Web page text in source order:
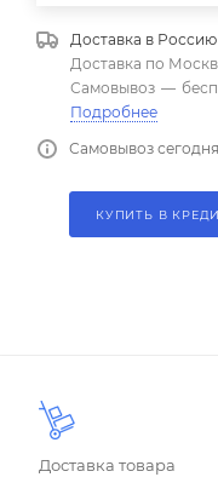
Доставка в Россию
Доставка по
Самовывоз —
Подробнее
Самовывоз
КУПИТЬ В
Доставка товара